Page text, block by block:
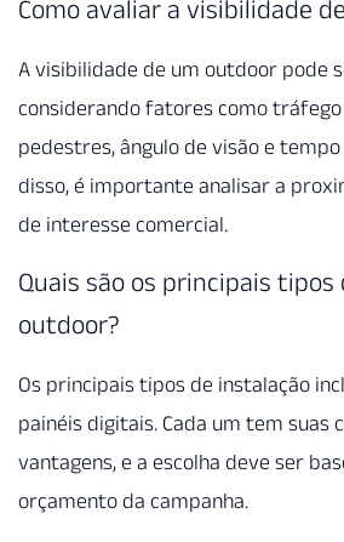
Como avaliar a visibilidade
A visibilidade de um outdoor pode
considerando fatores como tráfego
pedestres, ângulo de visão e
disso, é importante analisar a
de interesse comercial.
Quais são os principais
outdoor?
Os principais tipos de instalação
painéis digitais. Cada um tem suas
vantagens, e a escolha deve ser
orçamento da campanha.